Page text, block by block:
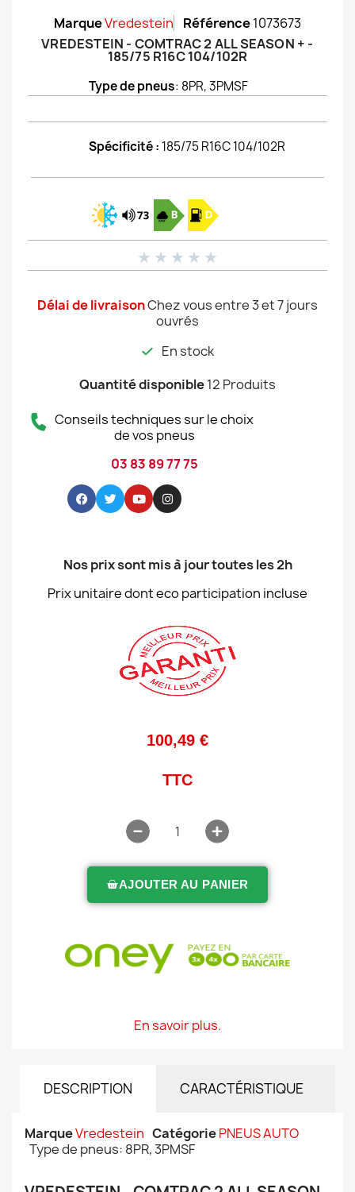
MarqueVredestein Référence1073673
VREDESTEIN - COMTRAC 2 ALL SEASON + -
185/75 R16C 104/102R
Type de pneus: 8PR, 3PMSF
Spécificité : 185/75 R16C 104/102R
★ ★ ★ ★ ★
Délai de livraisonChez vous entre 3 et 7 jours
ouvrés
En stock
Quantité disponible12 Produits
Conseils techniques sur le choix
de vos pneus
03 83 89 77 75
Nos prix sont mis à jour toutes les 2h
Prix unitaire dont eco participation incluse
100,49 €
TTC
AJOUTER AU PANIER
En savoir plus.
DESCRIPTION CARACTÉRISTIQUE
MarqueVredestein CatégoriePNEUS AUTO
Type de pneus: 8PR, 3PMSF